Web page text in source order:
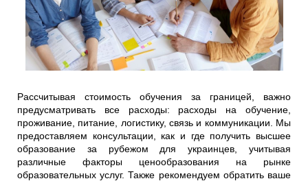
Рассчитывая стоимость обучения за границей, важно
предусматривать все расходы: расходы на обучение,
проживание, питание, логистику, связь и коммуникации. Мы
предоставляем консультации, как и где получить высшее
образование за рубежом для украинцев, учитывая
различные факторы ценообразования на рынке
образовательных услуг. Также рекомендуем обратить ваше